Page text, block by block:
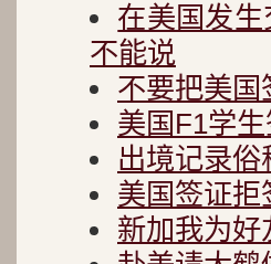
在美国发
不能说
不要把美国
美国F1学
出境记录
美国签证拒
新加我为好